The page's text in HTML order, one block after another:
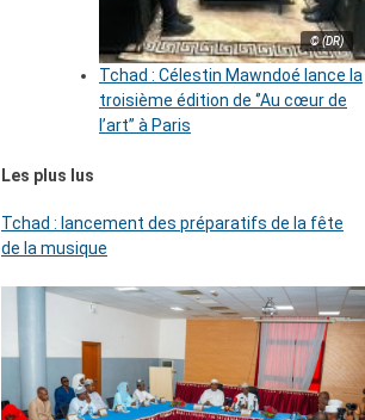
© (DR)
Tchad : Célestin Mawndoé lance la
troisième édition de ‘’Au cœur de
l’art’’ à Paris
Les plus lus
Tchad : lancement des préparatifs de la fête
de la musique